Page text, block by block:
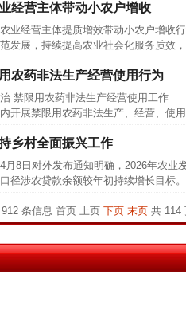
经营主体带动小农户增收
经营主体提质增效带动小农户增收
发展，持续提高农业社会化服务质效
农药非法生产经营使用行为
禁限用农药非法生产经营使用工作
开展禁限用农药非法生产、经营、使
乡村全面振兴工作
8日对外发布通知明确，2026年农业
口径涉农贷款余额较年初持续增长目
条信息 首页 上页 下页 末页 共 114
今